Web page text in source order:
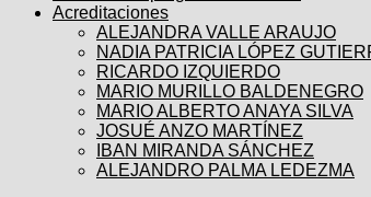
Acreditaciones
ALEJANDRA VALLE ARAUJO
NADIA PATRICIA LÓPEZ
RICARDO IZQUIERDO
MARIO MURILLO BALDENEGRO
MARIO ALBERTO ANAYA SILVA
JOSUÉ ANZO MARTÍNEZ
IBAN MIRANDA SÁNCHEZ
ALEJANDRO PALMA LEDEZMA